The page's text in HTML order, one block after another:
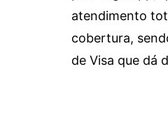
atendimento
cobertura,
de Visa que dá